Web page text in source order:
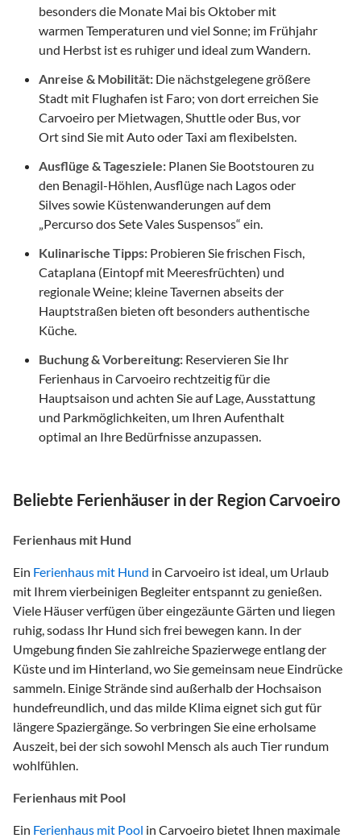
besonders die Monate Mai bis Oktober mit
warmen Temperaturen und viel Sonne; im Frühjahr
und Herbst ist es ruhiger und ideal zum Wandern.
Anreise & Mobilität: Die nächstgelegene größere
Stadt mit Flughafen ist Faro; von dort erreichen Sie
Carvoeiro per Mietwagen, Shuttle oder Bus, vor
Ort sind Sie mit Auto oder Taxi am flexibelsten.
Ausflüge & Tagesziele: Planen Sie Bootstouren zu
den Benagil-Höhlen, Ausflüge nach Lagos oder
Silves sowie Küstenwanderungen auf dem
„Percurso dos Sete Vales Suspensos“ ein.
Kulinarische Tipps: Probieren Sie frischen Fisch,
Cataplana (Eintopf mit Meeresfrüchten) und
regionale Weine; kleine Tavernen abseits der
Hauptstraßen bieten oft besonders authentische
Küche.
Buchung & Vorbereitung: Reservieren Sie Ihr
Ferienhaus in Carvoeiro rechtzeitig für die
Hauptsaison und achten Sie auf Lage, Ausstattung
und Parkmöglichkeiten, um Ihren Aufenthalt
optimal an Ihre Bedürfnisse anzupassen.
Beliebte Ferienhäuser in der Region Carvoeiro
Ferienhaus mit Hund
Ein Ferienhaus mit Hund in Carvoeiro ist ideal, um Urlaub
mit Ihrem vierbeinigen Begleiter entspannt zu genießen.
Viele Häuser verfügen über eingezäunte Gärten und liegen
ruhig, sodass Ihr Hund sich frei bewegen kann. In der
Umgebung finden Sie zahlreiche Spazierwege entlang der
Küste und im Hinterland, wo Sie gemeinsam neue Eindrücke
sammeln. Einige Strände sind außerhalb der Hochsaison
hundefreundlich, und das milde Klima eignet sich gut für
längere Spaziergänge. So verbringen Sie eine erholsame
Auszeit, bei der sich sowohl Mensch als auch Tier rundum
wohlfühlen.
Ferienhaus mit Pool
Ein Ferienhaus mit Pool in Carvoeiro bietet Ihnen maximale